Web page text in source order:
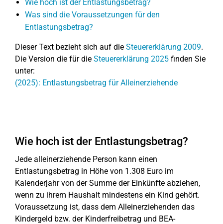
Wie hoch ist der Entlastungsbetrag?
Was sind die Voraussetzungen für den
Entlastungsbetrag?
Dieser Text bezieht sich auf die Steuererklärung 2009.
Die Version die für die Steuererklärung 2025 finden Sie
unter:
(2025): Entlastungsbetrag für Alleinerziehende
Wie hoch ist der Entlastungsbetrag?
Jede alleinerziehende Person kann einen
Entlastungsbetrag in Höhe von 1.308 Euro im
Kalenderjahr von der Summe der Einkünfte abziehen,
wenn zu ihrem Haushalt mindestens ein Kind gehört.
Voraussetzung ist, dass dem Alleinerziehenden das
Kindergeld bzw. der Kinderfreibetrag und BEA-